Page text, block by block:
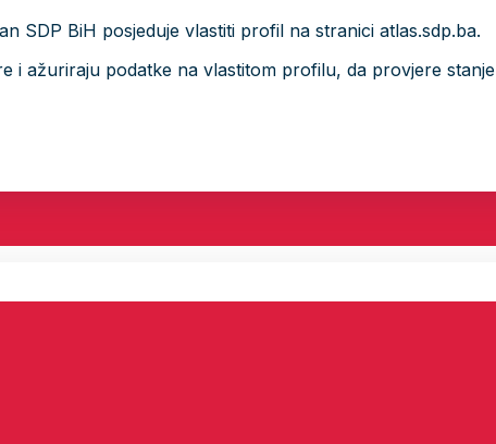
SDP BiH posjeduje vlastiti profil na stranici atlas.sdp.ba.
i ažuriraju podatke na vlastitom profilu, da provjere